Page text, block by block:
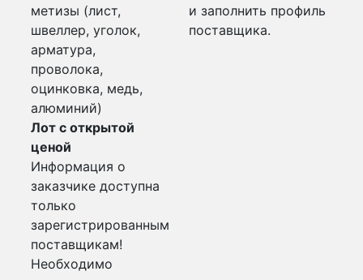
метизы (лист,
швеллер, уголок,
арматура,
проволока,
оцинковка, медь,
алюминий)
Лот с открытой
ценой
Информация о
заказчике доступна
только
зарегистрированным
поставщикам!
Необходимо
и заполнить профиль
поставщика.